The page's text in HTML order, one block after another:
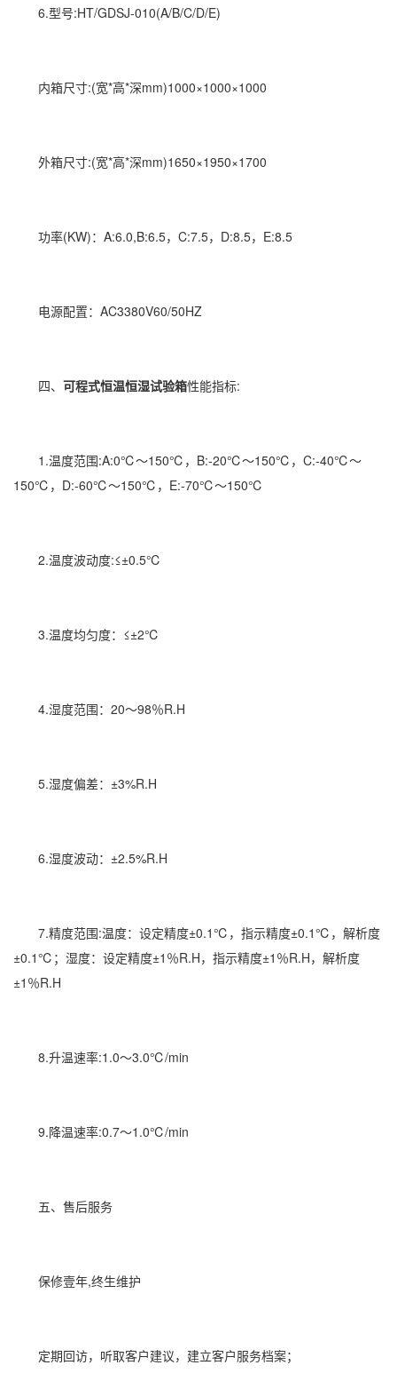
6.型号:HT/GDSJ-010(A/B/C/D/E)
内箱尺寸:(宽*高*深mm)1000×1000×1000
外箱尺寸:(宽*高*深mm)1650×1950×1700
功率(KW)：A:6.0,B:6.5，C:7.5，D:8.5，E:8.5
电源配置：AC3380V60/50HZ
四、 可程式恒温恒湿试验箱性能指标:
1.温度范围:A:0℃～150℃，B:-20℃～150℃，C:-40℃～
150℃，D:-60℃～150℃，E:-70℃～150℃
2.温度波动度:≤±0.5℃
3.温度均匀度：≤±2℃
4.湿度范围：20～98％R.H
5.湿度偏差：±3%R.H
6.湿度波动：±2.5%R.H
7.精度范围:温度：设定精度±0.1℃，指示精度±0.1℃，解析度
±0.1℃；湿度：设定精度±1％R.H，指示精度±1％R.H，解析度
±1％R.H
8.升温速率:1.0～3.0℃/min
9.降温速率:0.7～1.0℃/min
五、售后服务
保修壹年,终生维护
定期回访，听取客户建议，建立客户服务档案；